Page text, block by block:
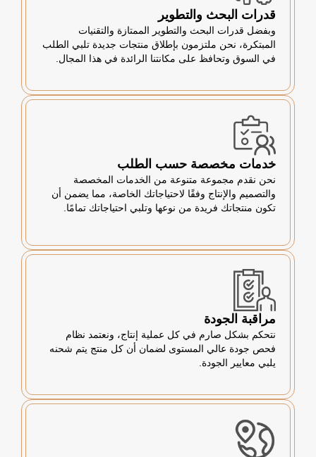
قدرات البحث والتطوير
وبفضل قدرات البحث والتطوير الممتازة والتقنيات
المبتكرة، نحن ملتزمون بإطلاق منتجات جديدة تلبي الطلب
في السوق وتحافظ على مكانتنا الرائدة في هذا المجال.
خدمات مخصصة حسب الطلب
نحن نقدم مجموعة متنوعة من الخدمات المخصصة
والتصميم والإنتاج وفقًا لاحتياجاتك الخاصة، مما يضمن أن
تكون منتجاتك فريدة من نوعها وتلبي احتياجاتك تمامًا.
مراقبة الجودة
نتحكم بشكل صارم في كل عملية إنتاج، ونعتمد نظام
فحص جودة عالي المستوى لضمان أن كل منتج يتم شحنه
يلبي معايير الجودة.